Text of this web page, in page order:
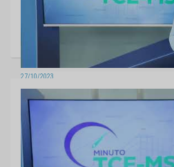
27/10/2023
MINUTO TCE - Edição 134